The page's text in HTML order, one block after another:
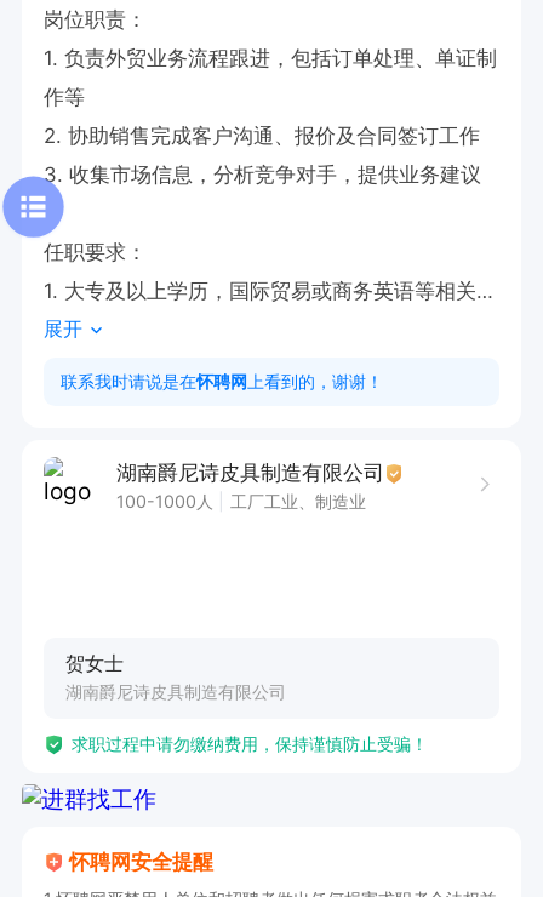
岗位职责：
1. 负责外贸业务流程跟进，包括订单处理、单证制
作等
2. 协助销售完成客户沟通、报价及合同签订工作
3. 收集市场信息，分析竞争对手，提供业务建议
任职要求：
1. 大专及以上学历，国际贸易或商务英语等相关专
业
2. 英语四级以上，口语流利，具备良好的英语听
展开
联系我时请说是在怀聘网 上看到的，谢谢！
湖南爵尼诗皮具制造有限公司
100-1000人 工厂工业、制造业
贺女士
湖南爵尼诗皮具制造有限公司
求职过程中请勿缴纳费用，保持谨慎防止受骗！
怀聘网安全提醒